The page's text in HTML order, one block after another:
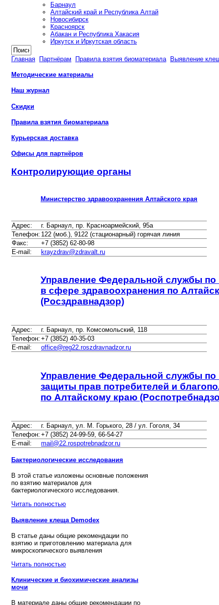
Барнаул
Алтайский край и Республика Алтай
Новосибирск
Красноярск
Абакан и Республика Хакасия
Иркутск и Иркутская область
Главная Партнёрам Правила взятия биоматериала Выявление
Методические материалы
Наш журнал
Скидки
Правила взятия биоматериала
Курьерская доставка
Офисы для партнёров
Контролирующие органы
Министерство здравоохранения Алтайского края
Адрес:
г. Барнаул, пр. Красноармейский, 95а
Телефон: 122 (моб.), 9122 (стационарный) горячая линия
Факс:
+7 (3852) 62-80-98
E-mail:
krayzdrav@zdravalt.ru
Управление Федеральной службы по
в сфере здравоохранения по
(Росздравнадзор)
Адрес:
г. Барнаул, пр. Комсомольский, 118
Телефон: +7 (3852) 40-35-03
E-mail:
office@reg22.roszdravnadzor.ru
Управление Федеральной службы по
защиты прав потребителей и
по Алтайскому краю
Адрес:
г. Барнаул, ул. М. Горького, 28 / ул. Гоголя, 34
Телефон: +7 (3852) 24-99-59, 66-54-27
E-mail:
mail@22.rospotrebnadzor.ru
Бактериологические исследования
В этой статье изложены основные положения
по взятию материалов для
бактериологического исследования.
Читать полностью
Выявление клеща Demodex
В статье даны общие рекомендации по
взятию и приготовлению материала для
микроскопического выявления
Читать полностью
Клинические и биохимические анализы
мочи
В материале даны общие рекомендации по